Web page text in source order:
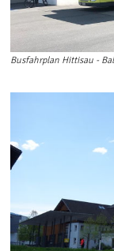
Busfahrplan Hittisau -